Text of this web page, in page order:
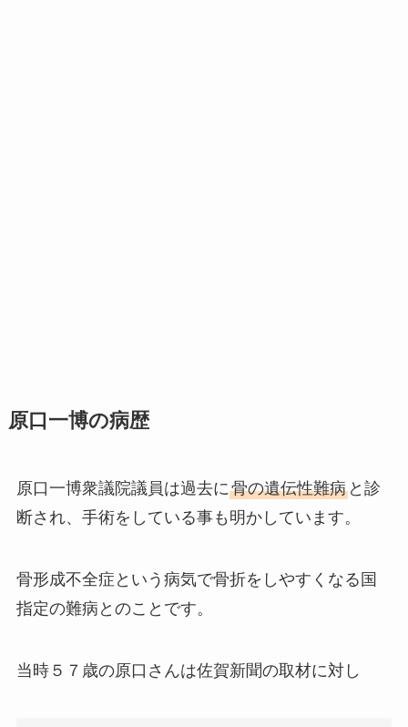
原口一博の病歴
原口一博衆議院議員は過去に骨の遺伝性難病と診
断され、手術をしている事も明かしています。
骨形成不全症という病気で骨折をしやすくなる国
指定の難病とのことです。
当時５７歳の原口さんは佐賀新聞の取材に対し